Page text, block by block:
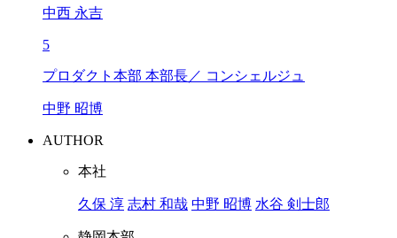
中西 永吉
5
プロダクト本部 本部長／ コンシェルジュ
中野 昭博
AUTHOR
本社
久保 淳 志村 和哉 中野 昭博 水谷 剣士郎